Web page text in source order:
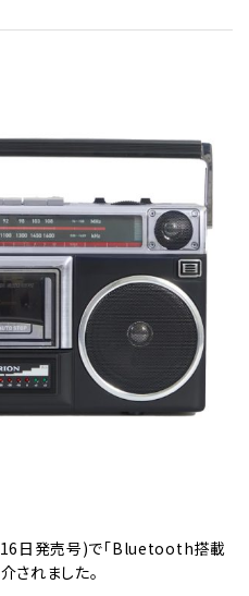
16日発売号)で「Bluetooth搭載
されました。